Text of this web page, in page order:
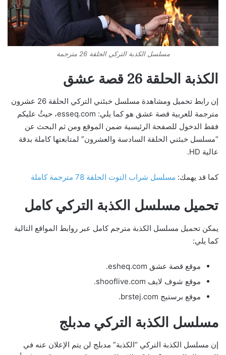
مسلسل الكذبة التركي الحلقة 26 مترجمة
الكذبة الحلقة 26 قصة عشق
إن رابط تحميل ومشاهدة مسلسل خبئني التركي الحلقة 26 عشرون
مترجمة للعربية قصة عشق هو كما يلي: esseq.com، حيثُ عليكم
فقط الدخول للصفحة الرئيسية ضمن الموقع ومن ثم البحث عن
“مسلسل خبئني الحلقة السادسة والعشرون” لمتابعتها كاملة بدقة
عالية HD.
كما قد يهمك: مسلسل شراب التوت الحلقة 78 مترجمة كاملة
تحميل مسلسل الكذبة التركي كامل
يمكن تحميل مسلسل الكذبة مترجم كامل عبر روابط المواقع التالية
كما يلي:
موقع قصة عشق esheq.com.
موقع شوف لايف shooflive.com.
موقع برستيج brstej.com.
مسلسل الكذبة التركي مدبلج
إن مسلسل الكذبة التركي “الكذبة” مدبلج لن يتم الإعلان عنه في